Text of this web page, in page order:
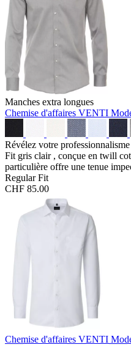
Manches extra longues
Chemise d'affaires VENTI
Révélez votre
Fit gris clair , conçue en twill
particulière offre une tenue
Regular Fit
CHF 85.00
Chemise d'affaires VENTI